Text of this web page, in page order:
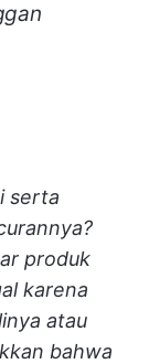
serta
produk
karena
atau
bahwa